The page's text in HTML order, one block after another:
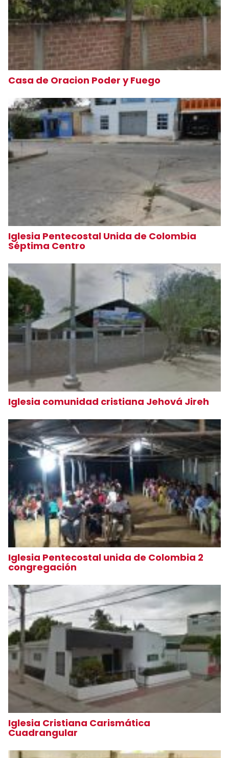
Casa de Oracion Poder y Fuego
Iglesia Pentecostal Unida de Colombia
Séptima Centro
Iglesia comunidad cristiana Jehová Jireh
Iglesia Pentecostal unida de Colombia 2
congregación
Iglesia Cristiana Carismática
Cuadrangular